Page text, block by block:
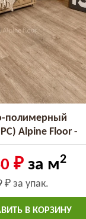
полимерный
Alpine Floor -
Карите (ECO 11-
11-9)
₽ за м2
₽за упак.
В КОРЗИНУ